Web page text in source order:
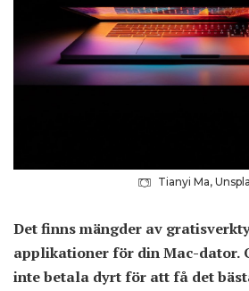
Tianyi Ma,
Det finns mängder av
applikationer för din Mac-dator.
inte betala dyrt för att få det